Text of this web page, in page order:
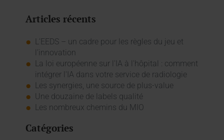
Articles récents
L’EEDS – un cadre pour les règles du jeu et
l’innovation
La loi européenne sur l'IA à l'hôpital : comment
intégrer l'IA dans votre service de radiologie
Les synergies, une source de plus-value
Une douzaine de labels qualité
Les nombreux chemins du MIO
Catégories